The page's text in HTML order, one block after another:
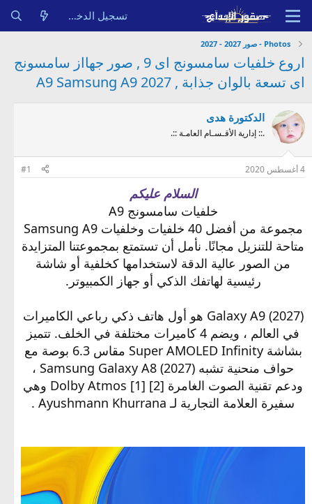
تسجيل الدخول
Photos - صور 2027 - 2027
اروع خلفيات سامسونج اى 9 , صور جهااز سامسونج
اى تسعة بالوان جذابة , A9 Samsung A9 2027
الدكتورة هدى
.:: إدارية الأقـسـام العامـة ::.
4 أغسطس 2020 #1
السلام عليكم
خلفيات سامسونج A9
مجموعة من أفضل 40 خلفيات وخلفيات Samsung A9
متاحة للتنزيل مجانًا. نأمل أن تستمتع بمجموعتنا المتزايدة
من الصور عالية الدقة لاستخدامها كخلفية أو شاشة
رئيسية لهاتفك الذكي أو جهاز الكمبيوتر.
Galaxy A9 (2027) هو أول هاتف ذكي رباعي الكاميرات
في العالم ، ويضم 4 كاميرات مختلفة في الخلف. تتميز
بشاشة Super AMOLED Infinity مقاس 6.3 بوصة مع
حواف منحنية تشبه Samsung Galaxy A8 (2027) ،
ودعم تقنية الصوت الغامرة Dolby Atmos [1] [2] وهي
سفيرة العلامة التجارية لـ Ayushmann Khurrana .